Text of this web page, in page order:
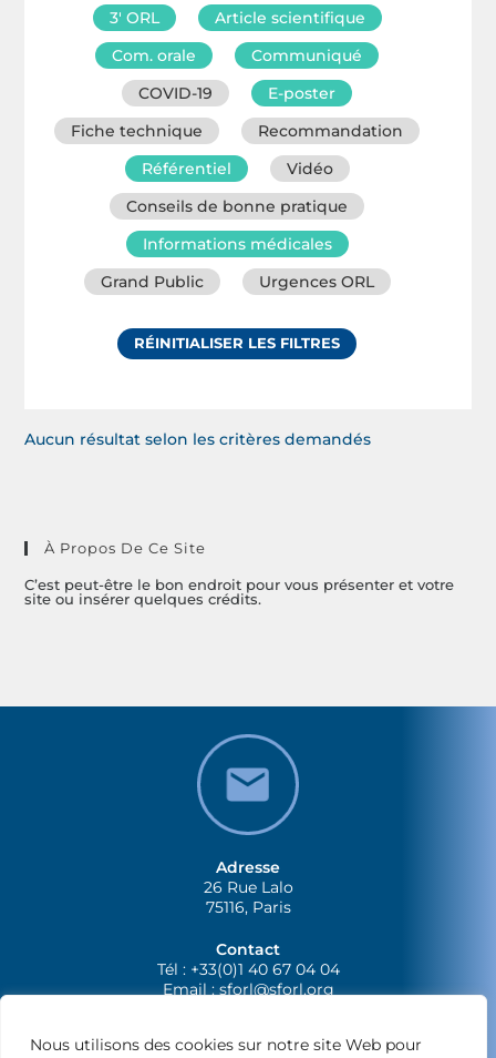
Nous utilisons des cookies sur notre site Web pour
3′ ORL
Article scientifique
Com. orale
Communiqué
COVID-19
E-poster
Fiche technique
Recommandation
Référentiel
Vidéo
Conseils de bonne pratique
Informations médicales
Grand Public
Urgences ORL
RÉINITIALISER LES FILTRES
Aucun résultat selon les critères demandés
À Propos De Ce Site
C’est peut-être le bon endroit pour vous présenter et votre
site ou insérer quelques crédits.
Adresse
26 Rue Lalo
75116, Paris
Contact
Tél : +33(0)1 40 67 04 04
Email :sforl@sforl.org